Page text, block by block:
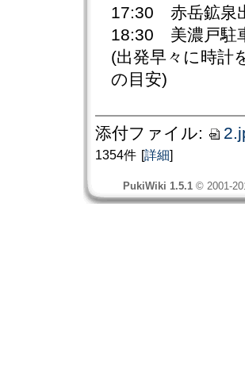
17:30 赤岳鉱泉
18:30 美濃戸駐
(出発早々に時計
の目安)
添付ファイル:
1354件 [詳細]
PukiWiki 1.5.1© 2001-